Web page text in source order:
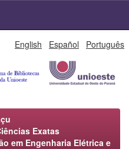
English Español Português
Exatas
em Engenharia Elétrica e